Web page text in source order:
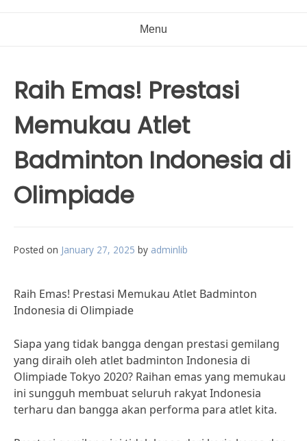
Menu
Raih Emas! Prestasi
Memukau Atlet
Badminton Indonesia di
Olimpiade
Posted on January 27, 2025 by adminlib
Raih Emas! Prestasi Memukau Atlet Badminton
Indonesia di Olimpiade
Siapa yang tidak bangga dengan prestasi gemilang
yang diraih oleh atlet badminton Indonesia di
Olimpiade Tokyo 2020? Raihan emas yang memukau
ini sungguh membuat seluruh rakyat Indonesia
terharu dan bangga akan performa para atlet kita.